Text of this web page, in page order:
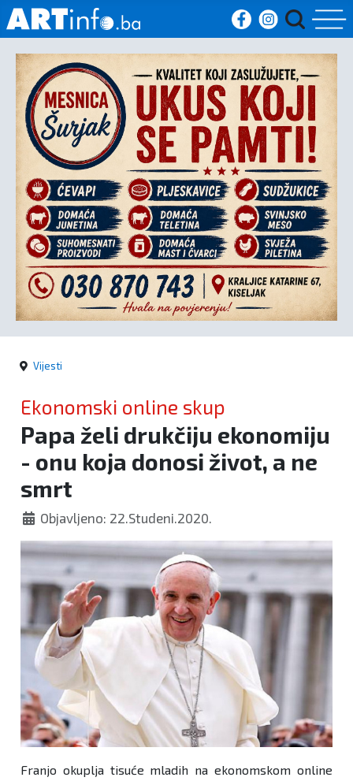
Početna
Vijesti
Sport
Kultura
Crna
kronika
Politika
Vijesti
Ekonomski online skup
Papa želi drukčiju ekonomiju
- onu koja donosi život, a ne
smrt
Objavljeno: 22.Studeni.2020.
Franjo okuplja tisuće mladih na ekonomskom online